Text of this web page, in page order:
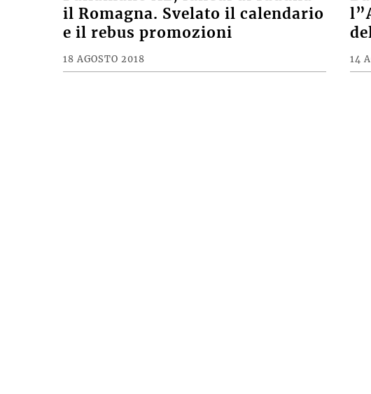
il Romagna. Svelato il calendario
e il rebus promozioni
18 AGOSTO 2018 14